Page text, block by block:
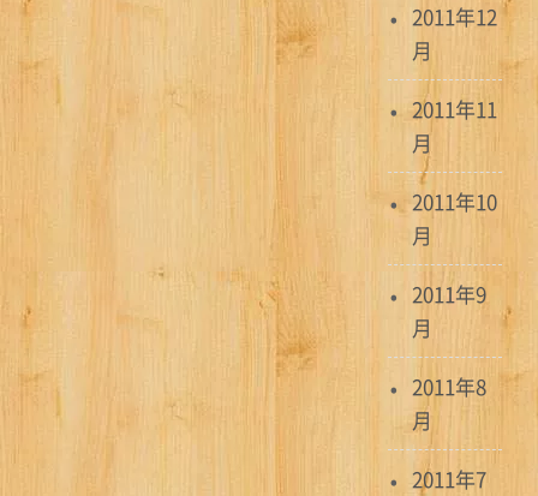
2011年12
月
2011年11
月
2011年10
月
2011年9
月
2011年8
月
2011年7